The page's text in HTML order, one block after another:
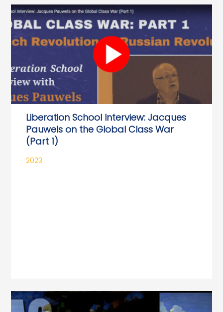
Liberation School Interview: Jacques
Pauwels on the Global Class War
(Part 1)
2023